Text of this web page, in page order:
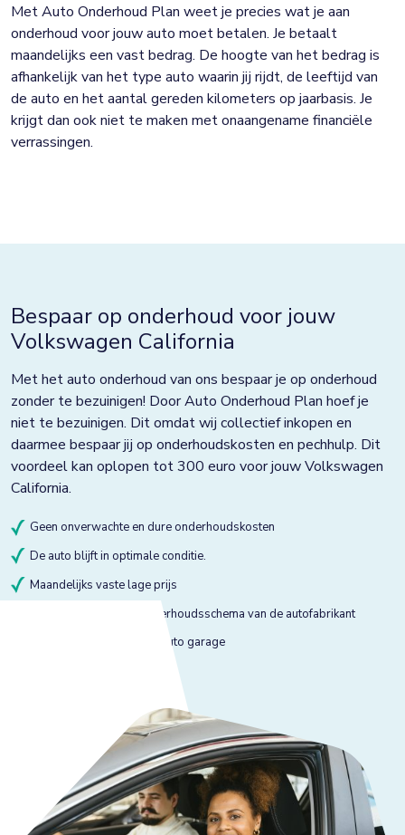
Met Auto Onderhoud Plan weet je precies wat je aan
onderhoud voor jouw auto moet betalen. Je betaalt
maandelijks een vast bedrag. De hoogte van het bedrag is
afhankelijk van het type auto waarin jij rijdt, de leeftijd van
de auto en het aantal gereden kilometers op jaarbasis. Je
krijgt dan ook niet te maken met onaangename financiële
verrassingen.
Bespaar op onderhoud voor jouw
Volkswagen California
Met het auto onderhoud van ons bespaar je op onderhoud
zonder te bezuinigen! Door Auto Onderhoud Plan hoef je
niet te bezuinigen. Dit omdat wij collectief inkopen en
daarmee bespaar jij op onderhoudskosten en pechhulp. Dit
voordeel kan oplopen tot 300 euro voor jouw Volkswagen
California.
Geen onverwachte en dure onderhoudskosten
De auto blijft in optimale conditie.
Maandelijks vaste lage prijs
Onderhoud volgens onderhoudsschema van de autofabrikant
Onderhoud bij gekeurde auto garage